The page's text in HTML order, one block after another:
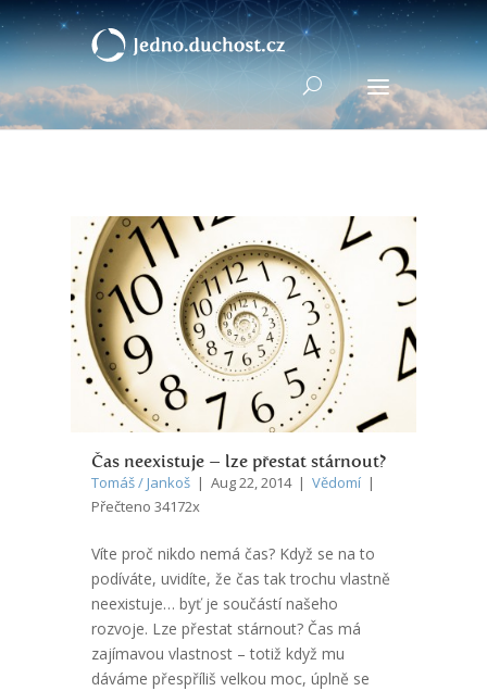
Čas neexistuje – lze přestat stárnout?
Tomáš / Jankoš | Aug 22, 2014 | Vědomí |
Přečteno 34172x
Víte proč nikdo nemá čas? Když se na to
podíváte, uvidíte, že čas tak trochu vlastně
neexistuje… byť je součástí našeho
rozvoje. Lze přestat stárnout? Čas má
zajímavou vlastnost – totiž když mu
dáváme přespříliš velkou moc, úplně se